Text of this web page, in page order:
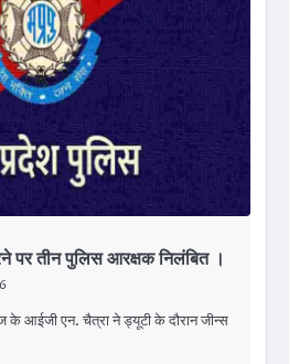
पर तीन पुलिस आरक्षक निलंबित ।
के आईजी एन. चैत्रा ने ड्यूटी के दौरान जीन्स